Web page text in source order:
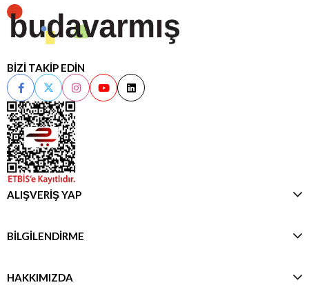
BİZİ TAKİP EDİN
ALIŞVERİŞ YAP
BİLGİLENDİRME
HAKKIMIZDA